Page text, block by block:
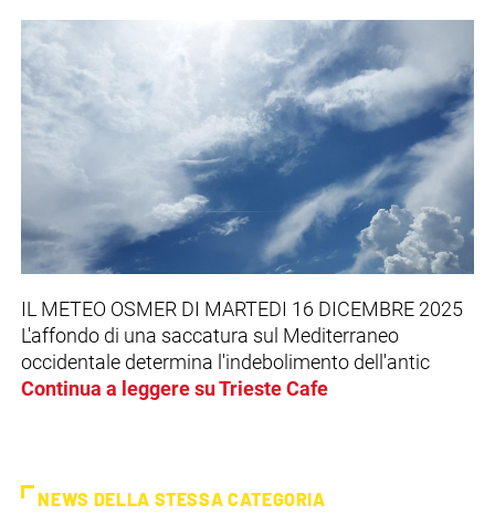
IL METEO OSMER DI MARTEDI 16 DICEMBRE 2025
L'affondo di una saccatura sul Mediterraneo
occidentale determina l'indebolimento dell'antic
Continua a leggere su Trieste Cafe
NEWS DELLA STESSA CATEGORIA